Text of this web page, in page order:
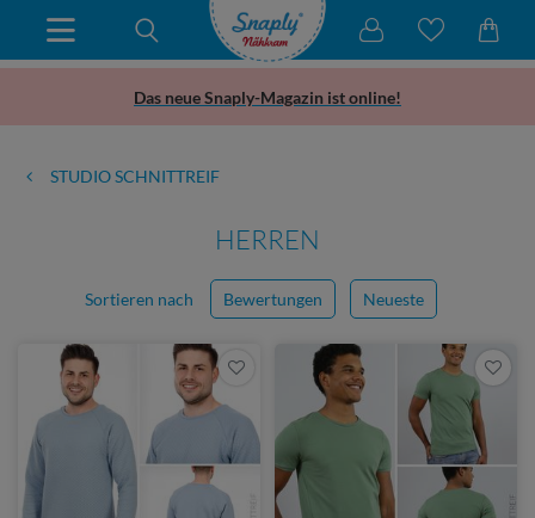
Das neue Snaply-Magazin ist online!
STUDIO SCHNITTREIF
HERREN
Sortieren nach Bewertungen Neueste